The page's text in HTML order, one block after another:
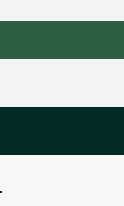
レジット枠をご利用
当てられたスキャン
AIスキャンは、100語